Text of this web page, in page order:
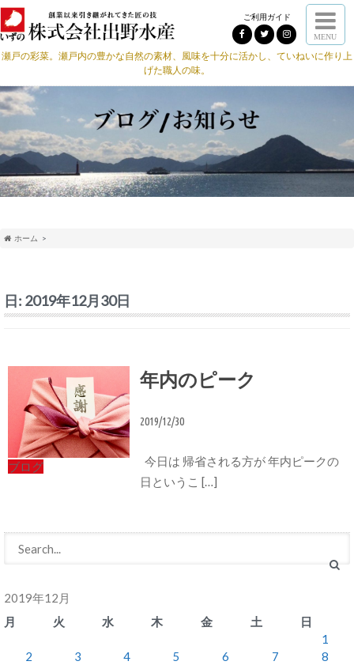
ご利用ガイド
MENU
瀬戸の彩菜。瀬戸内の豊かな自然の素材、風味を十分に活かし、ていねいに作り上
げた職人の味。
ホーム
日: 2019年12月30日
ブログ
年内のピーク
2019/12/30
今日は 帰省される方が 年内ピークの
日というこ […]
2019年12月
月
火 水 木 金 土
日
1
2
3 4 5 6 7
8